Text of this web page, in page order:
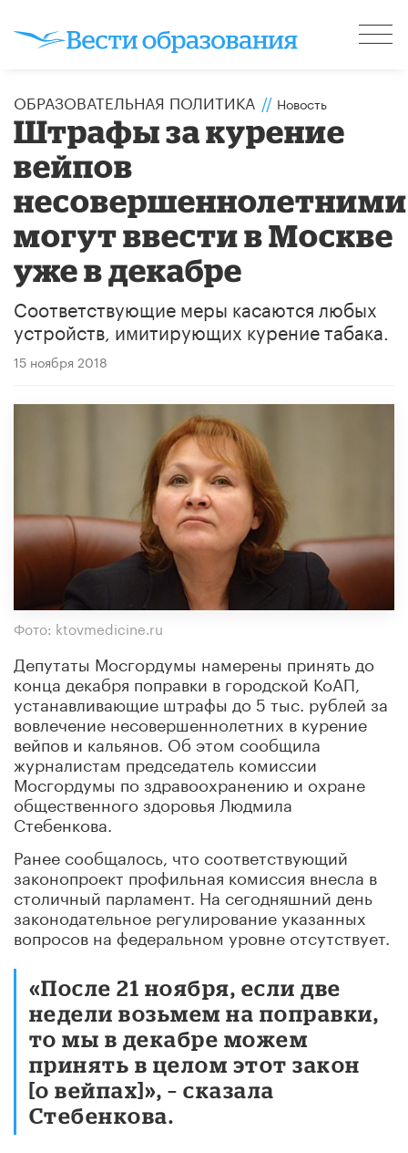
ОБРАЗОВАТЕЛЬНАЯ ПОЛИТИКА // Новость
Штрафы за курение
вейпов
несовершеннолетними
могут ввести в Москве
уже в декабре
Соответствующие меры касаются любых
устройств, имитирующих курение табака.
15 ноября 2018
Фото: ktovmedicine.ru
Депутаты Мосгордумы намерены принять до
конца декабря поправки в городской КоАП,
устанавливающие штрафы до 5 тыс. рублей за
вовлечение несовершеннолетних в курение
вейпов и кальянов. Об этом сообщила
журналистам председатель комиссии
Мосгордумы по здравоохранению и охране
общественного здоровья Людмила
Стебенкова.
Ранее сообщалось, что соответствующий
законопроект профильная комиссия внесла в
столичный парламент. На сегодняшний день
законодательное регулирование указанных
вопросов на федеральном уровне отсутствует.
«После 21 ноября, если две
недели возьмем на поправки,
то мы в декабре можем
принять в целом этот закон
[о вейпах]», – сказала
Стебенкова.